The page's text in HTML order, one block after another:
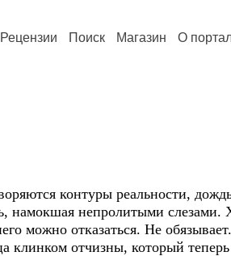
Рецензии Поиск Магазин О
контуры реальности,
намокшая непролитыми слезами.
можно отказаться. Не
отчизны, который теперь